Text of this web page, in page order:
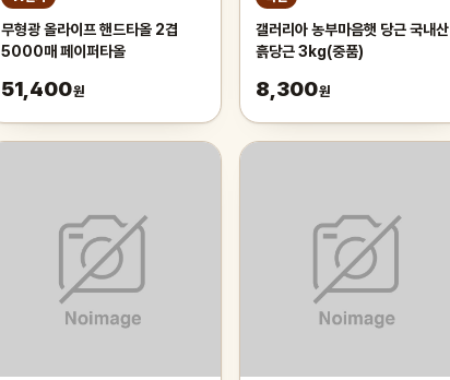
무형광 올라이프 핸드타올 2겹
5000매 페이퍼타올
51,400원
갤러리아 농부마음햇 당근 국내산
흙당근 3kg(중품)
8,300원